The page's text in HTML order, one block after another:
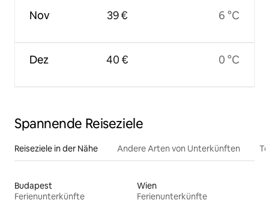
Nov
Dez
39 €
40 €
6 °C
0 °C
Spannende Reiseziele
Reiseziele in der Nähe Andere Arten von Unterkünften
Budapest
Ferienunterkünfte
Wien
Ferienunterkünfte